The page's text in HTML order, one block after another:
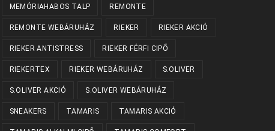
MEMÓRIAHABOS TALP REMONTE
REMONTE WEBÁRUHÁZ RIEKER RIEKER AKCIÓ
RIEKER ANTISTRESS RIEKER FÉRFI CIPŐ
RIEKERTEX RIEKER WEBÁRUHÁZ S.OLIVER
S.OLIVER AKCIÓ S.OLIVER WEBÁRUHÁZ
SNEAKERS TAMARIS TAMARIS AKCIÓ